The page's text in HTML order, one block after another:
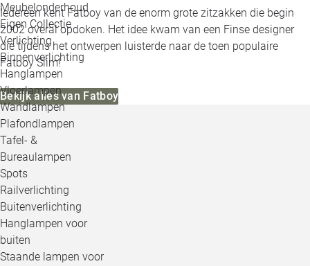
Meubelonderhoud
Eigen Collectie
Verlichting
Binnenverlichting
Hanglampen
Vloerlampen
Wandlampen
Plafondlampen
Tafel- &
Bureaulampen
Spots
Railverlichting
Buitenverlichting
Hanglampen voor
buiten
Staande lampen voor
Iedereen kent Fatboy van de enorm grote zitzakken die begin
2002 overal opdoken. Het idee kwam van een Finse designer
die tijdens het ontwerpen luisterde naar de toen populaire
Fatboy Slim!
Bekijk alles van Fatboy